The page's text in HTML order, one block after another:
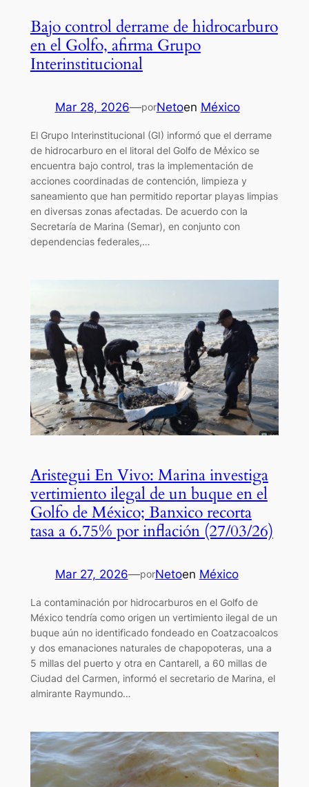
Bajo control derrame de hidrocarburo
en el Golfo, afirma Grupo
Interinstitucional
Mar 28, 2026—porNetoen México
El Grupo Interinstitucional (GI) informó que el derrame
de hidrocarburo en el litoral del Golfo de México se
encuentra bajo control, tras la implementación de
acciones coordinadas de contención, limpieza y
saneamiento que han permitido reportar playas limpias
en diversas zonas afectadas. De acuerdo con la
Secretaría de Marina (Semar), en conjunto con
dependencias federales,…
Aristegui En Vivo: Marina investiga
vertimiento ilegal de un buque en el
Golfo de México; Banxico recorta
tasa a 6.75% por inflación (27/03/26)
Mar 27, 2026—porNetoen México
La contaminación por hidrocarburos en el Golfo de
México tendría como origen un vertimiento ilegal de un
buque aún no identificado fondeado en Coatzacoalcos
y dos emanaciones naturales de chapopoteras, una a
5 millas del puerto y otra en Cantarell, a 60 millas de
Ciudad del Carmen, informó el secretario de Marina, el
almirante Raymundo…